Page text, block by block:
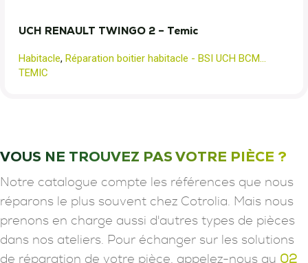
UCH RENAULT TWINGO 2 – Temic
Habitacle, Réparation boitier habitacle - BSI UCH BCM...
TEMIC
VOUS NE TROUVEZ PAS VOTRE PIÈCE ?
Notre catalogue compte les références que nous
réparons le plus souvent chez Cotrolia. Mais nous
prenons en charge aussi d'autres types de pièces
dans nos ateliers. Pour échanger sur les solutions
de réparation de votre pièce, appelez-nous au 02